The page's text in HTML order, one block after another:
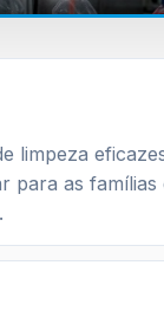
limpeza
para as famílias